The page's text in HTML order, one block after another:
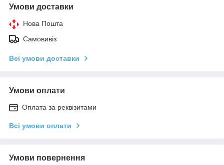
Умови доставки
Нова Пошта
Самовивіз
Всі умови доставки
Умови оплати
Оплата за реквізитами
Всі умови оплати
Умови повернення